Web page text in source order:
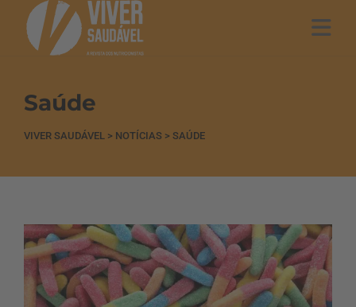
Saúde
VIVER SAUDÁVEL > NOTÍCIAS > SAÚDE